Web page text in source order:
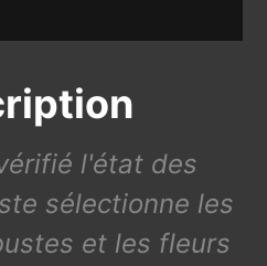
l'état des
sélectionne les
et les fleurs